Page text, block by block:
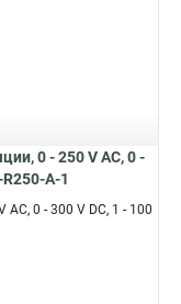
0 - 250 V AC, 0 -
A-1
0 - 300 V DC, 1 - 100